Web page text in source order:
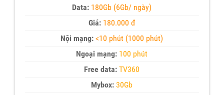
Data: 180Gb (6Gb/ ngày)
Giá: 180.000 đ
Nội mạng: <10 phút (1000 phút)
Ngoại mạng: 100 phút
Free data: TV360
Mybox: 30Gb